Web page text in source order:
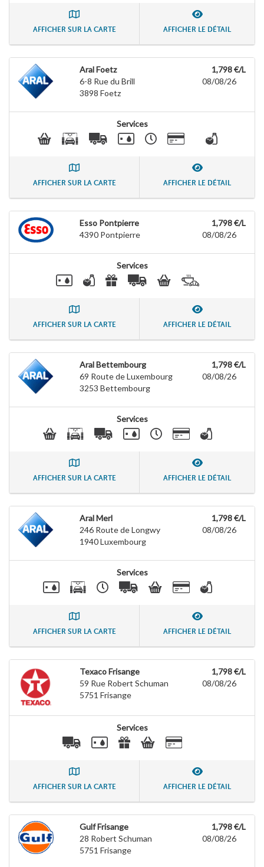
AFFICHER SUR LA CARTE AFFICHER LE DÉTAIL
Aral Foetz
6-8 Rue du Brill
3898 Foetz
1,798 €/L
08/08/26
Services
AFFICHER SUR LA CARTE AFFICHER LE DÉTAIL
Esso Pontpierre
4390 Pontpierre
1,798 €/L
08/08/26
Services
AFFICHER SUR LA CARTE AFFICHER LE DÉTAIL
Aral Bettembourg
69 Route de Luxembourg
3253 Bettembourg
1,798 €/L
08/08/26
Services
AFFICHER SUR LA CARTE AFFICHER LE DÉTAIL
Aral Merl
246 Route de Longwy
1940Luxembourg
1,798 €/L
08/08/26
Services
AFFICHER SUR LA CARTE AFFICHER LE DÉTAIL
Texaco Frisange
59 Rue Robert Schuman
5751 Frisange
1,798 €/L
08/08/26
Services
AFFICHER SUR LA CARTE AFFICHER LE DÉTAIL
Gulf Frisange
28 Robert Schuman
5751 Frisange
1,798 €/L
08/08/26